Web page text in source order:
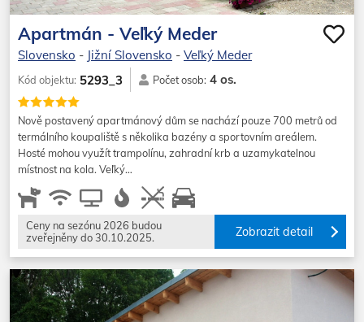
Apartmán - Veľký Meder
Slovensko - Jižní Slovensko - Veľký Meder
Kód objektu: 5293_3 Počet osob: 4 os.
Nově postavený apartmánový dům se nachází pouze 700 metrů od
termálního koupaliště s několika bazény a sportovním areálem.
Hosté mohou využít trampolínu, zahradní krb a uzamykatelnou
místnost na kola. Veľký…
Ceny na sezónu 2026 budou
zveřejněny do 30.10.2025.
Zobrazit detail